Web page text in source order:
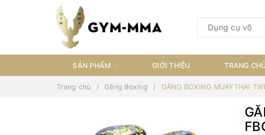
SẢN PHẨM GIỚI THIỆU TRANG
Trang chủ Găng Boxing GĂNG BOXING MUAYTHAI